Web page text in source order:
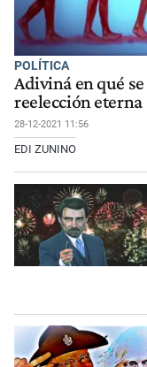
POLÍTICA
Adiviná en qué
reelección eterna
28-12-2021 11:56
EDI ZUNINO